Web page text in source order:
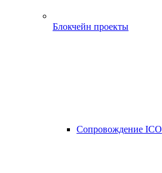
Блокчейн проекты
Сопровождение ICO